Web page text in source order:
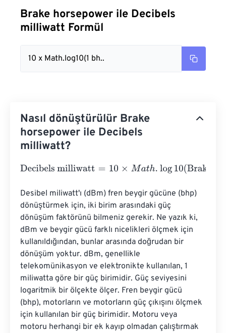
Brake horsepower ile Decibels
milliwatt Formül
10 x Math.log10(1 bh..
Nasıl dönüştürülür Brake
horsepower ile Decibels
milliwatt?
Decibels milliwatt=10 ×M ath .log10(Brake horsepower
Desibel miliwatt'ı (dBm) fren beygir gücüne (bhp)
dönüştürmek için, iki birim arasındaki güç
dönüşüm faktörünü bilmeniz gerekir. Ne yazık ki,
dBm ve beygir gücü farklı nicelikleri ölçmek için
kullanıldığından, bunlar arasında doğrudan bir
dönüşüm yoktur. dBm, genellikle
telekomünikasyon ve elektronikte kullanılan, 1
miliwatta göre bir güç birimidir. Güç seviyesini
logaritmik bir ölçekte ölçer. Fren beygir gücü
(bhp), motorların ve motorların güç çıkışını ölçmek
için kullanılan bir güç birimidir. Motoru veya
motoru herhangi bir ek kayıp olmadan çalıştırmak